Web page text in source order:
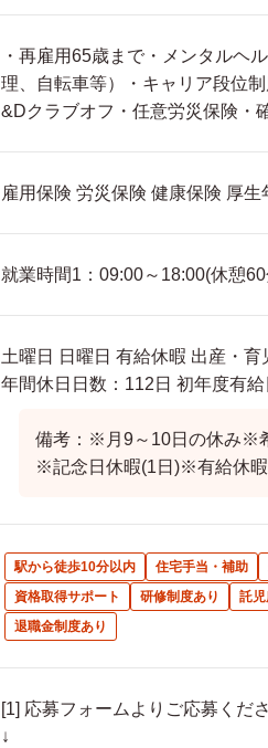
・再雇用65歳まで・メンタルヘ
理、自転車等）・キャリア段位
&Dクラブオフ・任意労災保険・
雇用保険 労災保険 健康保険 厚生
就業時間1：09:00～18:00(休憩
土曜日 日曜日 有給休暇 出産・育
年間休日日数：112日 初年度有
備考：※月9～10日の休み※
※記念日休暇(1日)※有給休
駅から徒歩10分以内 住宅手当・補助
資格取得サポート
研修制度あり 託児
退職金制度あり
[1] 応募フォームよりご応募くだ
↓